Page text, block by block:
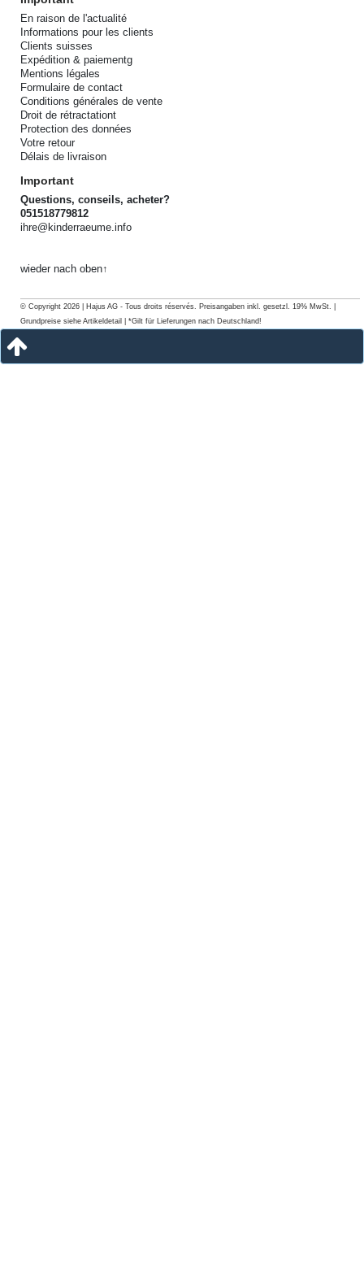
En raison de l'actualité
Informations pour les clients
Clients suisses
Expédition & paiementg
Mentions légales
Formulaire de contact
Conditions générales de vente
Droit de rétractationt
Protection des données
Votre retour
Délais de livraison
Important
Questions, conseils, acheter?
051518779812
ihre@kinderraeume.info
wieder nach oben↑
© Copyright 2026 | Hajus AG - Tous droits réservés. Preisangaben inkl. gesetzl. 19% MwSt. |
Grundpreise siehe Artikeldetail | *Gilt für Lieferungen nach Deutschland!